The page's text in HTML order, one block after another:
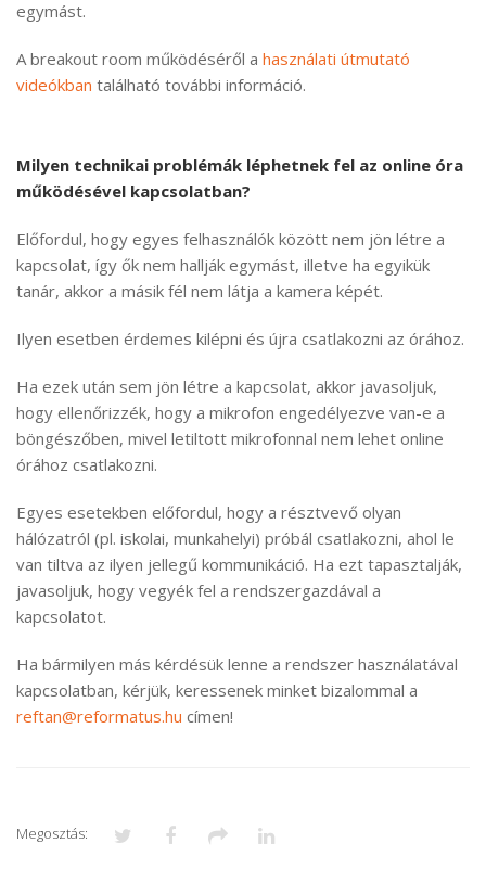
egymást.
A breakout room működéséről a használati útmutató
videókban található további információ.
Milyen technikai problémák léphetnek fel az online óra
működésével kapcsolatban?
Előfordul, hogy egyes felhasználók között nem jön létre a
kapcsolat, így ők nem hallják egymást, illetve ha egyikük
tanár, akkor a másik fél nem látja a kamera képét.
Ilyen esetben érdemes kilépni és újra csatlakozni az órához.
Ha ezek után sem jön létre a kapcsolat, akkor javasoljuk,
hogy ellenőrizzék, hogy a mikrofon engedélyezve van-e a
böngészőben, mivel letiltott mikrofonnal nem lehet online
órához csatlakozni.
Egyes esetekben előfordul, hogy a résztvevő olyan
hálózatról (pl. iskolai, munkahelyi) próbál csatlakozni, ahol le
van tiltva az ilyen jellegű kommunikáció. Ha ezt tapasztalják,
javasoljuk, hogy vegyék fel a rendszergazdával a
kapcsolatot.
Ha bármilyen más kérdésük lenne a rendszer használatával
kapcsolatban, kérjük, keressenek minket bizalommal a
reftan@reformatus.hu címen!
Megosztás: